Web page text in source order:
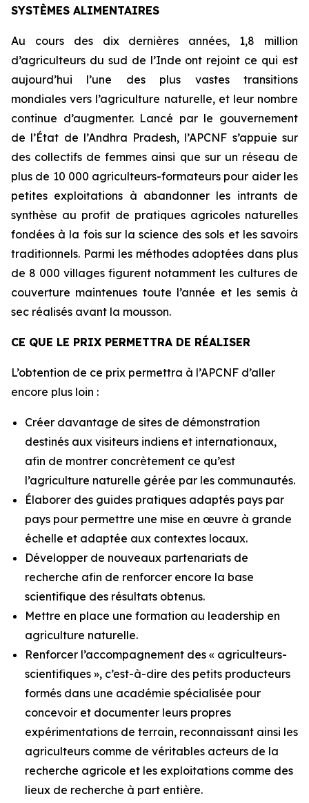
SYSTÈMES ALIMENTAIRES
Au cours des dix dernières années, 1,8 million
d’agriculteurs du sud de l’Inde ont rejoint ce qui est
aujourd’hui l’une des plus vastes transitions
mondiales vers l’agriculture naturelle, et leur nombre
continue d’augmenter. Lancé par le gouvernement
de l’État de l’Andhra Pradesh, l’APCNF s’appuie sur
des collectifs de femmes ainsi que sur un réseau de
plus de 10 000 agriculteurs-formateurs pour aider les
petites exploitations à abandonner les intrants de
synthèse au profit de pratiques agricoles naturelles
fondées à la fois sur la science des sols et les savoirs
traditionnels. Parmi les méthodes adoptées dans plus
de 8 000 villages figurent notamment les cultures de
couverture maintenues toute l’année et les semis à
sec réalisés avant la mousson.
CE QUE LE PRIX PERMETTRA DE RÉALISER
L’obtention de ce prix permettra à l’APCNF d’aller
encore plus loin :
Créer davantage de sites de démonstration
destinés aux visiteurs indiens et internationaux,
afin de montrer concrètement ce qu’est
l’agriculture naturelle gérée par les communautés.
Élaborer des guides pratiques adaptés pays par
pays pour permettre une mise en œuvre à grande
échelle et adaptée aux contextes locaux.
Développer de nouveaux partenariats de
recherche afin de renforcer encore la base
scientifique des résultats obtenus.
Mettre en place une formation au leadership en
agriculture naturelle.
Renforcer l’accompagnement des « agriculteurs-
scientifiques », c’est-à-dire des petits producteurs
formés dans une académie spécialisée pour
concevoir et documenter leurs propres
expérimentations de terrain, reconnaissant ainsi les
agriculteurs comme de véritables acteurs de la
recherche agricole et les exploitations comme des
lieux de recherche à part entière.